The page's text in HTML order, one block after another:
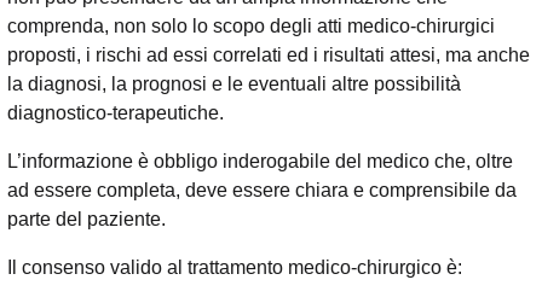
comprenda, non solo lo scopo degli atti medico-chirurgici
proposti, i rischi ad essi correlati ed i risultati attesi, ma anche
la diagnosi, la prognosi e le eventuali altre possibilità
diagnostico-terapeutiche.
L’informazione è obbligo inderogabile del medico che, oltre
ad essere completa, deve essere chiara e comprensibile da
parte del paziente.
Il consenso valido al trattamento medico-chirurgico è: